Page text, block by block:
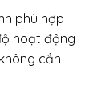
phù hợp
hoạt động
cần